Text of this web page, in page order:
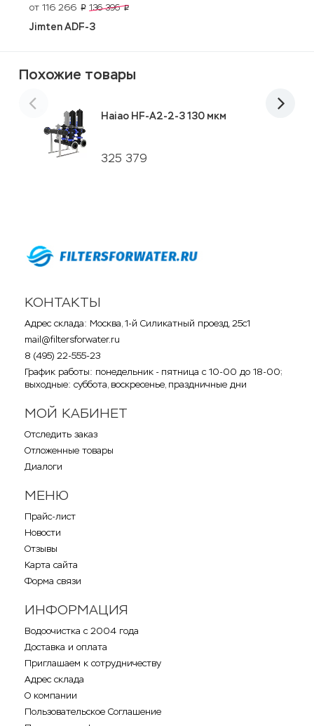
от 116 266 p 136 396 p
Jimten ADF-3
Похожие товары
325 379
Haiao HF-A2-2-3 130 мкм
КОНТАКТЫ
Адрес склада: Москва, 1-й Силикатный проезд, 25с1
mail@filtersforwater.ru
8 (495) 22-555-23
График работы: понедельник - пятница с 10-00 до 18-00;
выходные: суббота, воскресенье, праздничные дни
МОЙ КАБИНЕТ
Отследить заказ
Отложенные товары
Диалоги
МЕНЮ
Прайс-лист
Новости
Отзывы
Карта сайта
Форма связи
ИНФОРМАЦИЯ
Водоочистка с 2004 года
Доставка и оплата
Приглашаем к сотрудничеству
Адрес склада
О компании
Пользовательское Соглашение